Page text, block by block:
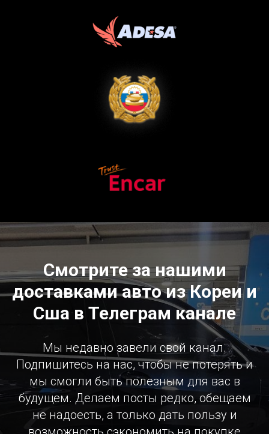
Смотрите за нашими
доставками авто из Кореи и
Сша в Телеграм канале
Мы недавно завели свой канал.
Подпишитесь на нас, чтобы не потерять и
мы смогли быть полезным для вас в
будущем. Делаем посты редко, обещаем
не надоесть, а только дать пользу и